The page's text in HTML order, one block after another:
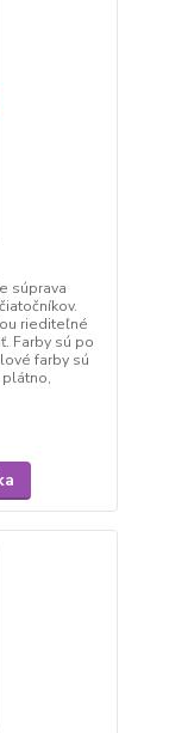
súprava
riediteľné
Farby sú po
farby sú